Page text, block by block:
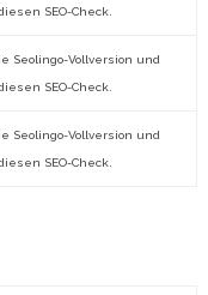
SEO-Check.
Seolingo-Vollversion und
SEO-Check.
Seolingo-Vollversion und
SEO-Check.